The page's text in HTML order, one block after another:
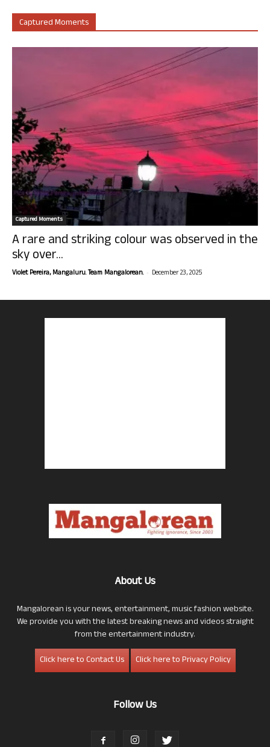
Captured Moments
Captured Moments
A rare and striking colour was observed in the
sky over...
Violet Pereira, Mangaluru. Team Mangalorean. - December 23, 2025
About Us
Mangalorean is your news, entertainment, music fashion website.
We provide you with the latest breaking news and videos straight
from the entertainment industry.
Click here to Contact Us
Click here to Privacy Policy
Follow Us